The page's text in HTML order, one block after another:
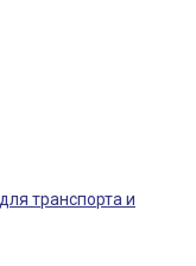
транспорта и